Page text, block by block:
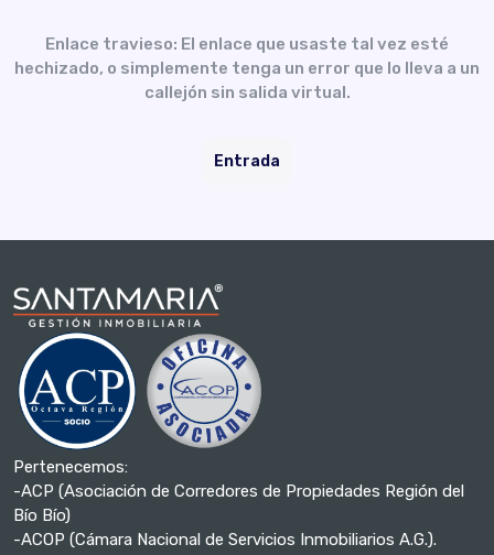
Enlace travieso: El enlace que usaste tal vez esté
hechizado, o simplemente tenga un error que lo lleva a un
callejón sin salida virtual.
Entrada
Pertenecemos:
-ACP (Asociación de Corredores de Propiedades Región del
Bío Bío)
-ACOP (Cámara Nacional de Servicios Inmobiliarios A.G.).